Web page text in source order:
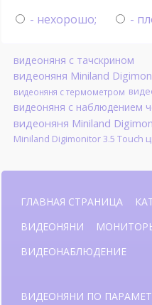
- нехорошо;
-
видеоняня с тачскрином
видеоняня Miniland
видеоняня с термометром
видеоняня с наблюдением
видеоняня Miniland
Miniland Digimonitor 3.5 Touch
ГЛАВНАЯ СТРАНИЦА
ВИДЕОНЯНИ
ВИДЕОНАБЛЮДЕНИЕ
ВИДЕОНЯНИ ПО